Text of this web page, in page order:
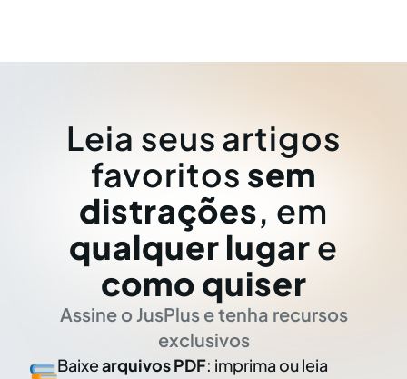
Leia seus artigos
favoritos sem
distrações, em
qualquer lugar e
como quiser
Assine o JusPlus e tenha recursos
exclusivos
Baixearquivos PDF: imprima ou leia